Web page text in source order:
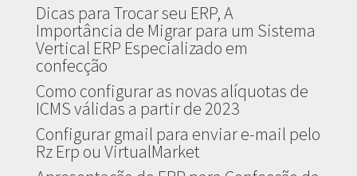
Dicas para Trocar seu ERP, A
Importância de Migrar para um Sistema
Vertical ERP Especializado em
confecção
Como configurar as novas alíquotas de
ICMS válidas a partir de 2023
Configurar gmail para enviar e-mail pelo
Rz Erp ou VirtualMarket